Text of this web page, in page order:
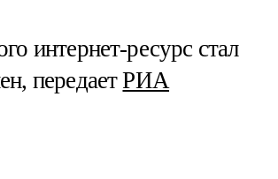
интернет-ресурс стал
передаетРИА